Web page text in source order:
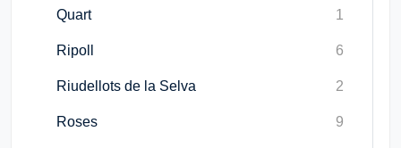
Quart 1
Ripoll 6
Riudellots de la Selva 2
Roses 9